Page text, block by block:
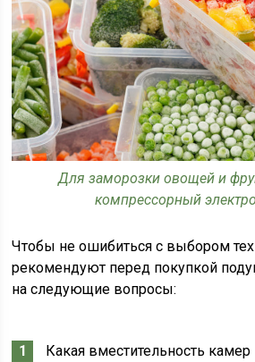
Для заморозки овощей и
компрессорный
Чтобы не ошибиться с выбором
рекомендуют перед покупкой
на следующие вопросы:
Какая вместительность